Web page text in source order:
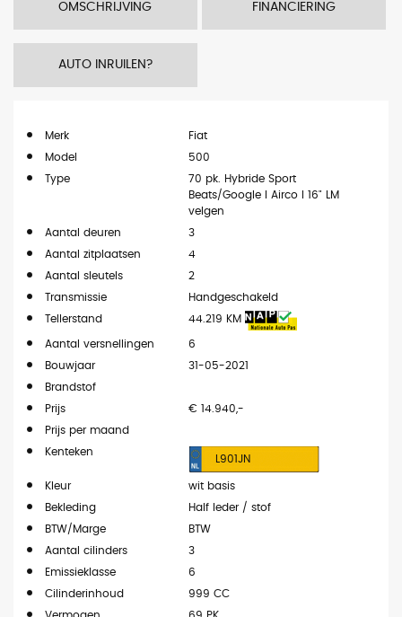
OMSCHRIJVING FINANCIERING
AUTO INRUILEN?
Merk
Fiat
Model
500
Type
70 pk. Hybride Sport
Beats/Google I Airco I 16" LM
velgen
Aantal deuren
3
Aantal zitplaatsen
4
Aantal sleutels
2
Transmissie
Handgeschakeld
Tellerstand
44.219 KM
Aantal versnellingen
6
Bouwjaar
31-05-2021
Brandstof
Prijs
€ 14.940,-
Prijs per maand
Kenteken
L901JN
Kleur
wit basis
Bekleding
Half leder / stof
BTW/Marge
BTW
Aantal cilinders
3
Emissieklasse
6
Cilinderinhoud
999 CC